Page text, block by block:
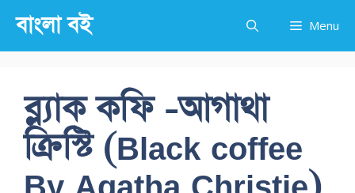
content
বাংলা বই Menu
ব্ল্যাক কফি -আগাথা
ক্রিস্টি (Black coffee